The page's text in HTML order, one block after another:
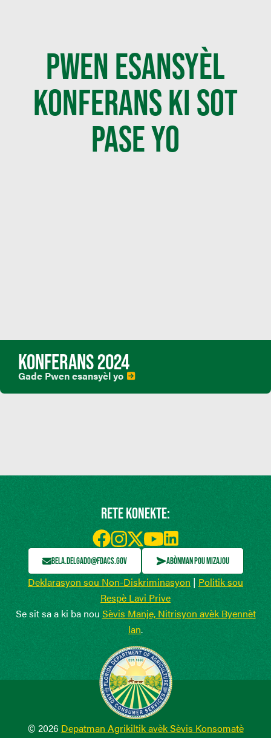
PWEN ESANSYÈL
KONFERANS KI SOT
PASE YO
KONFERANS 2024
Gade Pwen esansyèl yo
RETE KONEKTE:
BELA.DELGADO@FDACS.GOV ABÒNMAN POU MIZAJOU
Deklarasyon sou Non-Diskriminasyon | Politik sou
Respè Lavi Prive
Se sit sa a ki ba nou Sèvis Manje, Nitrisyon avèk Byennèt
lan.
© 2026 Depatman Agrikiltik avèk Sèvis Konsomatè